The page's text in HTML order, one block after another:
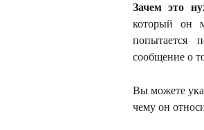
Зачем это
который он
попытается
сообщение о
Вы можете
чему он